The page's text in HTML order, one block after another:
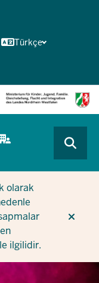
Türkçe
IÇIN
olarak
ilgilidir.